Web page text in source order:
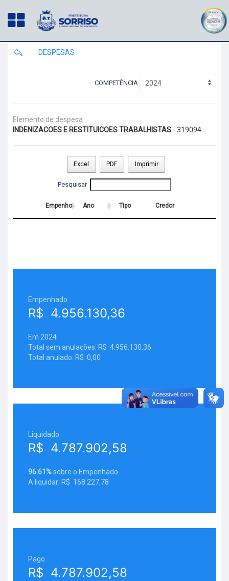
DESPESAS
COMPETÊNCIA
Elemento de despesa
INDENIZACOES E RESTITUICOES TRABALHISTAS - 319094
Excel PDF Imprimir
Pesquisar
Empenho Ano Tipo Credor
Empenhado
R$ 4.956.130,36
Em 2024
Total sem anulações: R$ 4.956.130,36
Total anulado: R$ 0,00
Liquidado
R$ 4.787.902,58
96.61%sobre o Empenhado.
A liquidar: R$ 168.227,78
Pago
R$ 4.787.902,58